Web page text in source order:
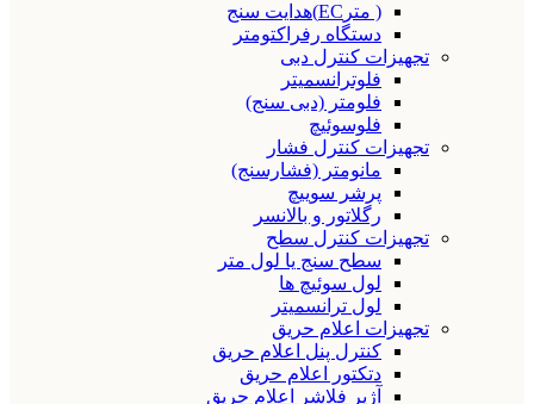
( مترEC)هدایت سنج
دستگاه رفراکتومتر
تجهیزات کنترل دبی
فلوترانسمیتر
فلومتر (دبی سنج)
فلوسوئیچ
تجهیزات کنترل فشار
مانومتر (فشارسنج)
پرشر سوییچ
رگلاتور و بالانسر
تجهیزات کنترل سطح
سطح سنج یا لول متر
لول سوئیچ ها
لول ترانسمیتر
تجهیزات اعلام حریق
کنترل پنل اعلام حریق
دتکتور اعلام حریق
آژیر فلاشر اعلام حریق